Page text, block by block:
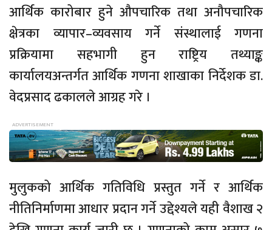
आर्थिक कारोबार हुने औपचारिक तथा अनौपचारिक
क्षेत्रका व्यापार–व्यवसाय गर्ने संस्थालाई गणना
प्रक्रियामा सहभागी हुन राष्ट्रिय तथ्याङ्क
कार्यालयअन्तर्गत आर्थिक गणना शाखाका निर्देशक डा.
वेदप्रसाद ढकालले आग्रह गरे ।
मुलुकको आर्थिक गतिविधि प्रस्तुत गर्ने र आर्थिक
नीतिनिर्माणमा आधार प्रदान गर्ने उद्देश्यले यही वैशाख २